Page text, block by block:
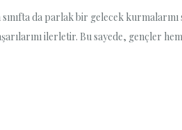
da parlak bir gelecek
ilerletir. Bu sayede, gençler